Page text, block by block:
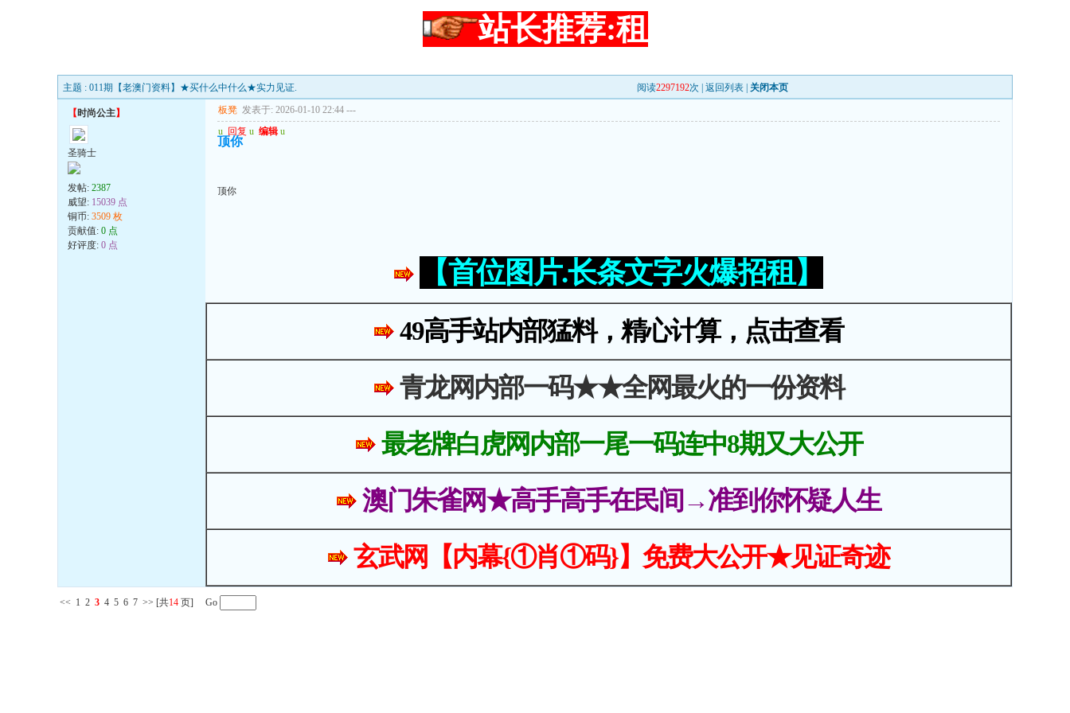
站长推荐:租
主题 : 011期【老澳门资料】★买什么中什么★实力见证. 阅读2297192次 | 返回列表 关闭本页
【时尚公主】
圣骑士
发帖: 2387
威望: 15039 点
铜币: 3509 枚
贡献值: 0 点
好评度: 0 点
板凳 发表于: 2026-01-10 22:44 ---
u 回复 u 编辑 u
顶你
顶你
【首位图片.长条文字火爆招租】
49高手站内部猛料，精心计算，点击查看
青龙网内部一码★★全网最火的一份资料
最老牌白虎网内部一尾一码连中8期又大公开
澳门朱雀网★高手高手在民间→准到你怀疑人生
玄武网【内幕{①肖①码}】免费大公开★见证奇迹
<< 1 2 3 4 5 6 7 >> [共14 页] Go